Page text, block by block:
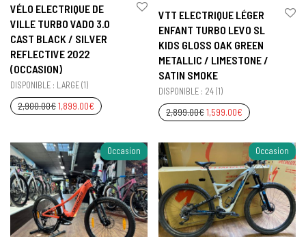
VÉLO ELECTRIQUE DE
VILLE TURBO VADO 3.0
CAST BLACK / SILVER
REFLECTIVE 2022
(OCCASION)
DISPONIBLE : LARGE (1)
2,900.00€1,899.00€
VTT ELECTRIQUE LÉGER
ENFANT TURBO LEVO SL
KIDS GLOSS OAK GREEN
METALLIC / LIMESTONE /
SATIN SMOKE
DISPONIBLE : 24 (1)
2,899.00€1,599.00€
Occasion Occasion